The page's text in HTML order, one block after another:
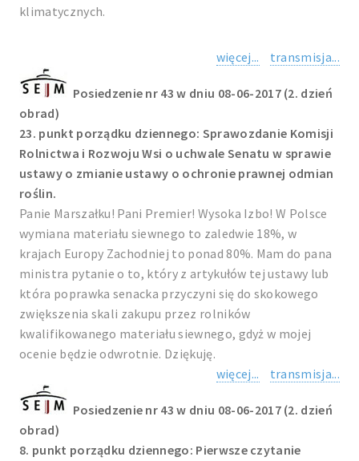
klimatycznych.
więcej... transmisja...
Posiedzenie nr 43 w dniu 08-06-2017 (2. dzień
obrad)
23. punkt porządku dziennego: Sprawozdanie Komisji
Rolnictwa i Rozwoju Wsi o uchwale Senatu w sprawie
ustawy o zmianie ustawy o ochronie prawnej odmian
roślin.
Panie Marszałku! Pani Premier! Wysoka Izbo! W Polsce
wymiana materiału siewnego to zaledwie 18%, w
krajach Europy Zachodniej to ponad 80%. Mam do pana
ministra pytanie o to, który z artykułów tej ustawy lub
która poprawka senacka przyczyni się do skokowego
zwiększenia skali zakupu przez rolników
kwalifikowanego materiału siewnego, gdyż w mojej
ocenie będzie odwrotnie. Dziękuję.
więcej...
transmisja...
Posiedzenie nr 43 w dniu 08-06-2017 (2. dzień
obrad)
8. punkt porządku dziennego: Pierwsze czytanie